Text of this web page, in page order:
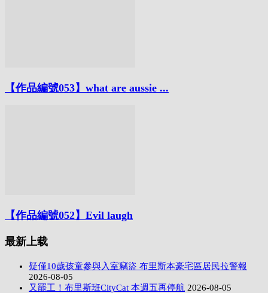
【作品編號053】what are aussie ...
【作品編號052】Evil laugh
最新上载
疑僅10歲孩童參與入室竊盜 布里斯本豪宅區居民拉警報
2026-08-05
又罷工！布里斯班CityCat 本週五再停航 2026-08-05